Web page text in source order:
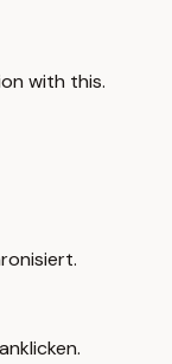
with this.